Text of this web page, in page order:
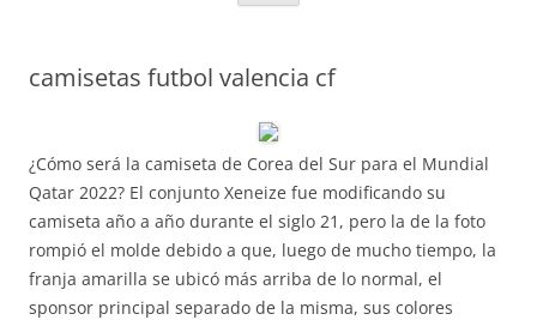
camisetas futbol valencia cf
¿Cómo será la camiseta de Corea del Sur para el Mundial
Qatar 2022? El conjunto Xeneize fue modificando su
camiseta año a año durante el siglo 21, pero la de la foto
rompió el molde debido a que, luego de mucho tiempo, la
franja amarilla se ubicó más arriba de lo normal, el
sponsor principal separado de la misma, sus colores